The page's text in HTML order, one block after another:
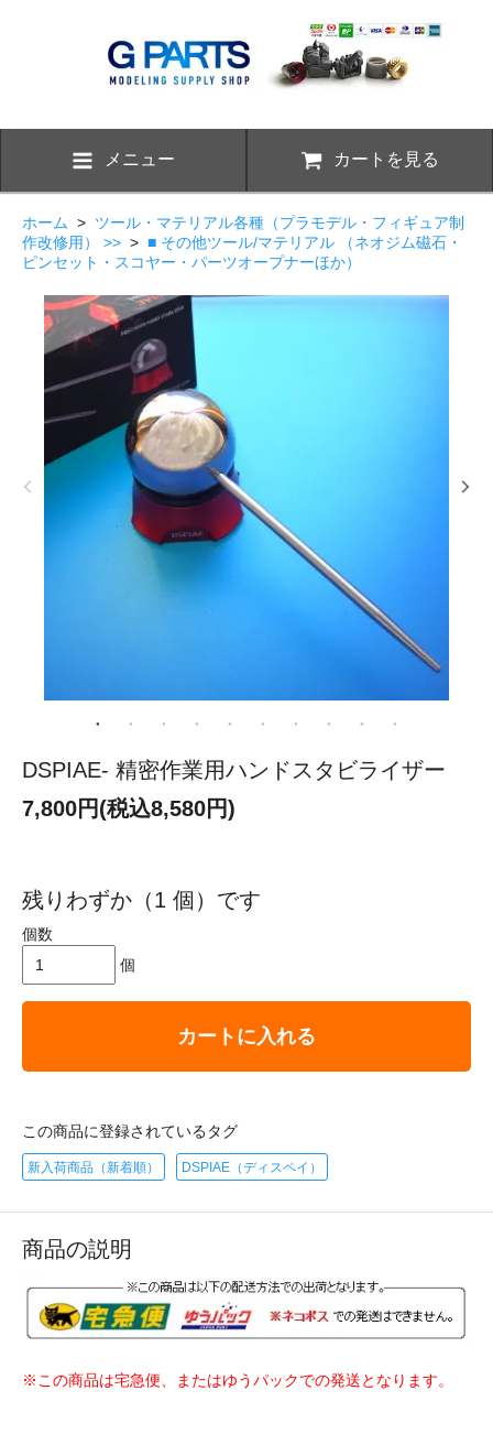
メニュー カートを見る
ホーム > ツール・マテリアル各種（プラモデル・フィギュア制
作改修用） >> > ■ その他ツール/マテリアル （ネオジム磁石・
ピンセット・スコヤー・パーツオープナーほか）
DSPIAE- 精密作業用ハンドスタビライザー
7,800円(税込8,580円)
残りわずか（1 個）です
個数
個
カートに入れる
この商品に登録されているタグ
新入荷商品（新着順） DSPIAE（ディスペイ）
商品の説明
※この商品は宅急便、またはゆうパックでの発送となります。